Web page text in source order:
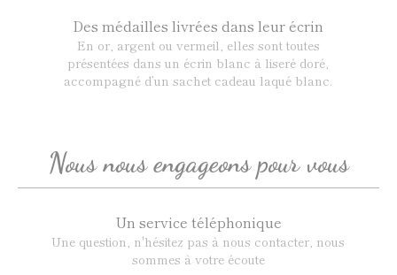
Des médailles livrées dans leur écrin
En or, argent ou vermeil, elles sont toutes
présentées dans un écrin blanc à liseré doré,
accompagné d’un sachet cadeau laqué blanc.
Nous nous engageons pour vous
Un service téléphonique
Une question, n'hésitez pas à nous contacter, nous
sommes à votre écoute